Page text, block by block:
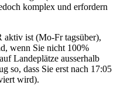
komplex und erfordern
aktiv ist (Mo-Fr tagsüber),
wenn Sie nicht 100%
Landeplätze ausserhalb
so, dass Sie erst nach 17:05
wird).